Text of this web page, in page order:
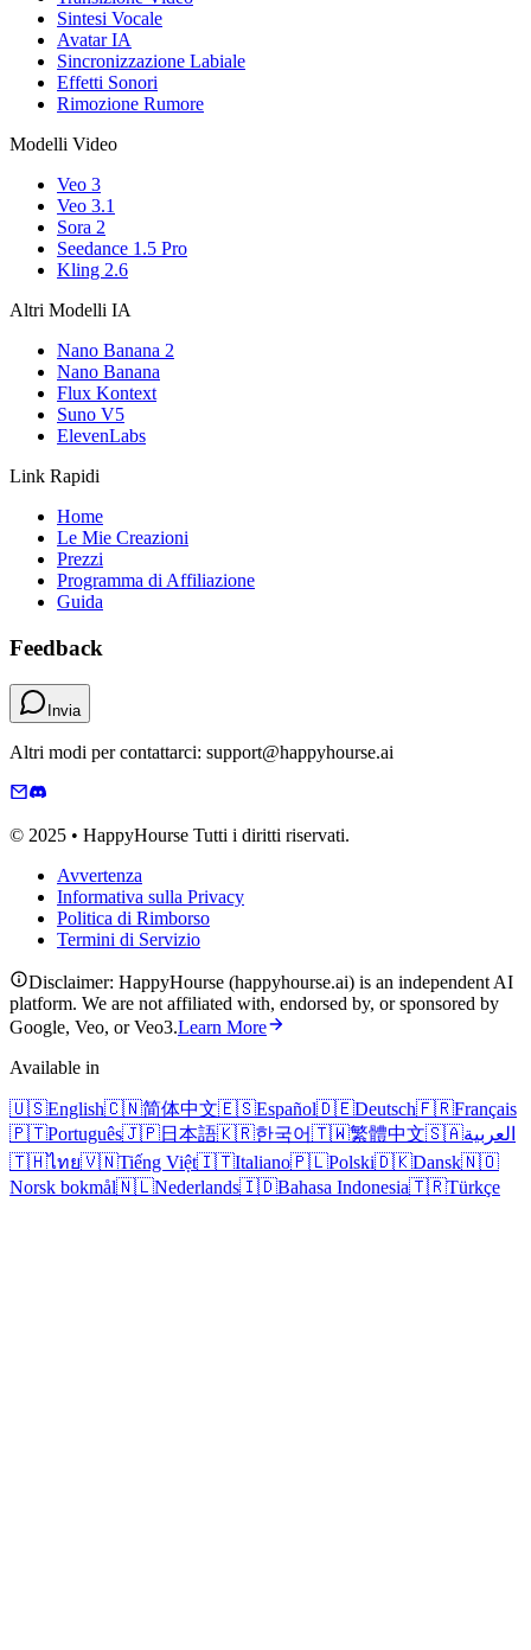
Sintesi Vocale
Avatar IA
Sincronizzazione Labiale
Effetti Sonori
Rimozione Rumore
Modelli Video
Veo 3
Veo 3.1
Sora 2
Seedance 1.5 Pro
Kling 2.6
Altri Modelli IA
Nano Banana 2
Nano Banana
Flux Kontext
Suno V5
ElevenLabs
Link Rapidi
Home
Le Mie Creazioni
Prezzi
Programma di Affiliazione
Guida
Feedback
Invia
Altri modi per contattarci: support@happyhourse.ai
© 2025 • HappyHourse Tutti i diritti riservati.
Avvertenza
Informativa sulla Privacy
Politica di Rimborso
Termini di Servizio
Disclaimer: HappyHourse (happyhourse.ai) is an independent AI
platform. We are not affiliated with, endorsed by, or sponsored by
Google, Veo, or Veo3.Learn More
Available in
🇺🇸English🇨🇳简体中文🇪🇸Español🇩🇪Deutsch🇫🇷Français
🇵🇹Português🇯🇵日本語🇰🇷한국어🇹🇼繁體中文🇸🇦العربية
🇹🇭ไทย🇻🇳Tiếng Việt🇮🇹Italiano🇵🇱Polski🇩🇰Dansk🇳🇴
Norsk bokmål🇳🇱Nederlands🇮🇩Bahasa Indonesia🇹🇷Türkçe